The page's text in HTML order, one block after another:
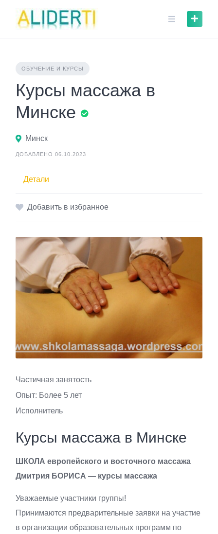
content
ОБУЧЕНИЕ И КУРСЫ
Курсы массажа в
Минске
Минск
ДОБАВЛЕНО 06.10.2023
Детали
Добавить в избранное
Частичная занятость
Опыт: Более 5 лет
Исполнитель
Курсы массажа в Минске
ШКОЛА европейского и восточного массажа
Дмитрия БОРИСА — курсы массажа
Уважаемые участники группы!
Принимаются предварительные заявки на участие
в организации образовательных программ по